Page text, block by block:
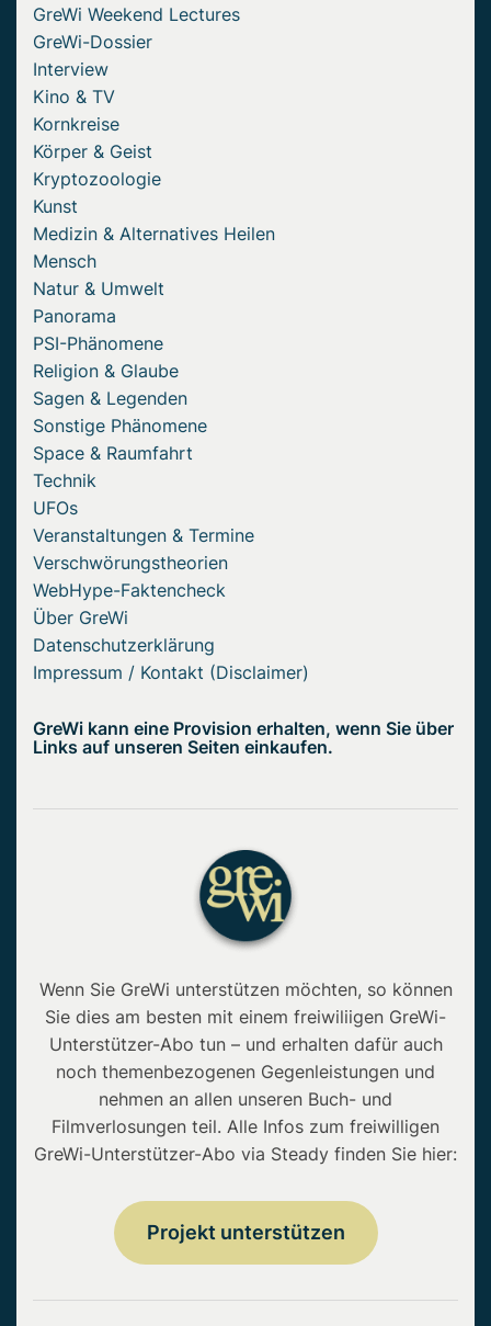
GreWi Weekend Lectures
GreWi-Dossier
Interview
Kino & TV
Kornkreise
Körper & Geist
Kryptozoologie
Kunst
Medizin & Alternatives Heilen
Mensch
Natur & Umwelt
Panorama
PSI-Phänomene
Religion & Glaube
Sagen & Legenden
Sonstige Phänomene
Space & Raumfahrt
Technik
UFOs
Veranstaltungen & Termine
Verschwörungstheorien
WebHype-Faktencheck
Über GreWi
Datenschutzerklärung
Impressum / Kontakt (Disclaimer)
GreWi kann eine Provision erhalten, wenn Sie über
Links auf unseren Seiten einkaufen.
Wenn Sie GreWi unterstützen möchten, so können
Sie dies am besten mit einem freiwiliigen GreWi-
Unterstützer-Abo tun – und erhalten dafür auch
noch themenbezogenen Gegenleistungen und
nehmen an allen unseren Buch- und
Filmverlosungen teil. Alle Infos zum freiwilligen
GreWi-Unterstützer-Abo via Steady finden Sie hier:
Projekt unterstützen